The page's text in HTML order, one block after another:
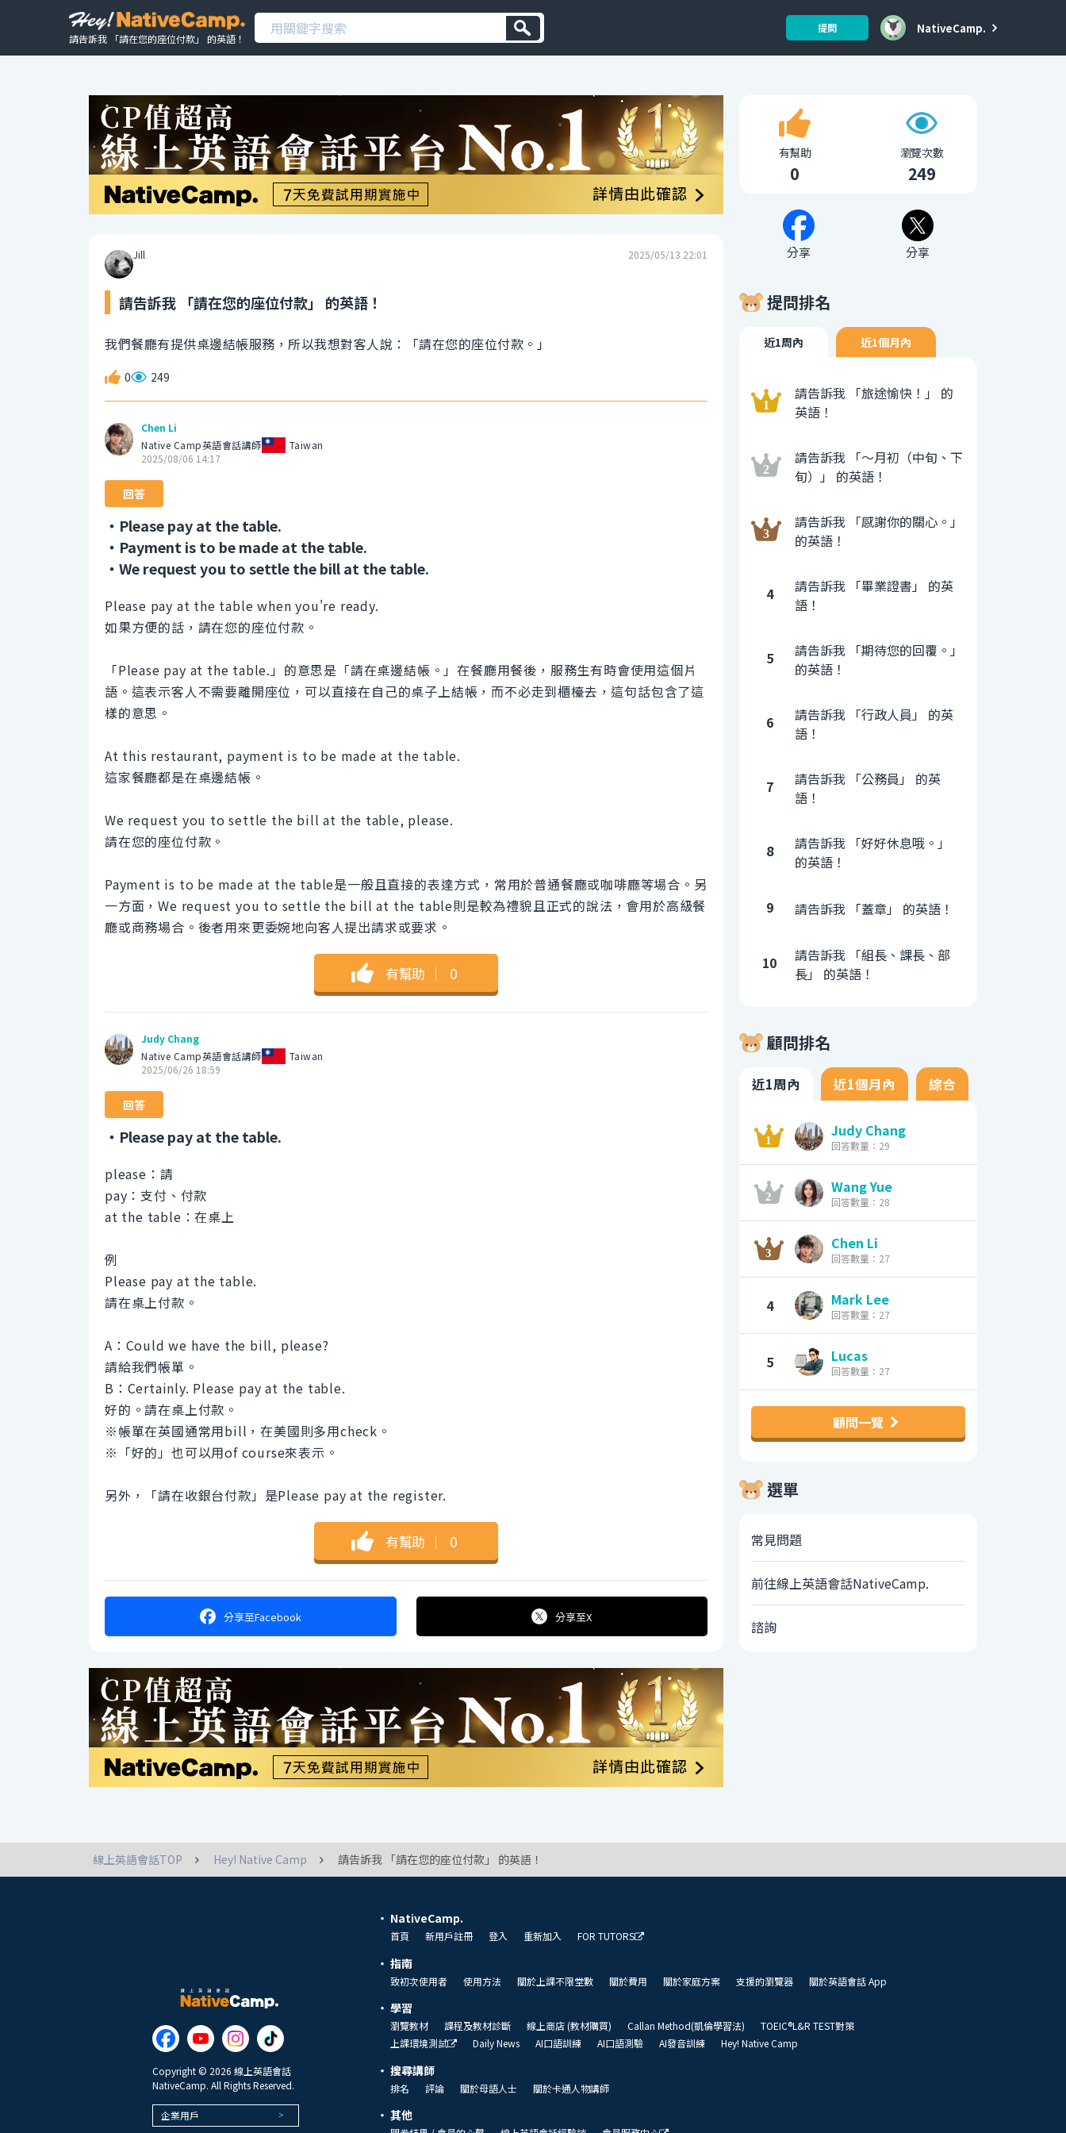
請告訴我 「請在您的座位付款」 的英語！
提問 NativeCamp.
Jill 2025/05/13 22:01
請告訴我 「請在您的座位付款」 的英語！
我們餐廳有提供桌邊結帳服務，所以我想對客人說：「請在您的座位付款。」
0 249
Chen Li
Native Camp英語會話講師
Taiwan
2025/08/06 14:17
回答
・Please pay at the table.
・Payment is to be made at the table.
・We request you to settle the bill at the table.
Please pay at the table when you're ready.
如果方便的話，請在您的座位付款。
「Please pay at the table.」的意思是「請在桌邊結帳。」在餐廳用餐後，服務生有時會使用這個片
語。這表示客人不需要離開座位，可以直接在自己的桌子上結帳，而不必走到櫃檯去，這句話包含了這
樣的意思。
At this restaurant, payment is to be made at the table.
這家餐廳都是在桌邊結帳。
We request you to settle the bill at the table, please.
請在您的座位付款。
Payment is to be made at the table是一般且直接的表達方式，常用於普通餐廳或咖啡廳等場合。另
一方面，We request you to settle the bill at the table則是較為禮貌且正式的說法，會用於高級餐
廳或商務場合。後者用來更委婉地向客人提出請求或要求。
有幫助 ｜ 0
Judy Chang
Native Camp英語會話講師
Taiwan
2025/06/26 18:59
回答
・Please pay at the table.
please：請
pay：支付、付款
at the table：在桌上
例
Please pay at the table.
請在桌上付款。
A：Could we have the bill, please?
請給我們帳單。
B：Certainly. Please pay at the table.
好的。請在桌上付款。
※帳單在英國通常用bill，在美國則多用check。
※「好的」也可以用of course來表示。
另外，「請在收銀台付款」是Please pay at the register.
有幫助 ｜ 0
分享至Facebook 分享至X
有幫助
0
瀏覽次數
249
分享 分享
提問排名
近1周內 近1個月內
請告訴我 「旅途愉快！」 的
英語！
請告訴我 「〜月初（中旬、下
旬）」 的英語！
請告訴我 「感謝你的關心。」
的英語！
4
請告訴我 「畢業證書」 的英
語！
5
請告訴我 「期待您的回覆。」
的英語！
6
請告訴我 「行政人員」 的英
語！
7
請告訴我 「公務員」 的英
語！
8
請告訴我 「好好休息哦。」
的英語！
9 請告訴我 「蓋章」 的英語！
10
請告訴我 「組長、課長、部
長」 的英語！
顧問排名
近1周內 近1個月內 綜合
Judy Chang
回答數量：29
Wang Yue
回答數量：28
Chen Li
回答數量：27
4 Mark Lee
回答數量：27
5 Lucas
回答數量：27
顧問一覽
選單
常見問題
前往線上英語會話NativeCamp.
諮詢
線上英語會話TOP Hey! Native Camp 請告訴我 「請在您的座位付款」 的英語！
Copyright © 2026 線上英語會話
NativeCamp. All Rights Reserved.
企業用戶
NativeCamp.
首頁 新用戶註冊 登入 重新加入 FOR TUTORS
指南
致初次使用者 使用方法 關於上課不限堂數 關於費用 關於家庭方案 支援的瀏覽器 關於英語會話 App
學習
瀏覽教材 課程及教材診斷 線上商店 (教材購買) Callan Method(凱倫學習法)
TOEIC®L&R TEST對策
上課環境測試
Daily News AI口語訓練 AI口語測驗 AI發音訓練 Hey! Native Camp
搜尋講師
排名 評論 關於母語人士 關於卡通人物講師
其他